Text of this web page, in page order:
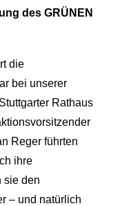
des GRÜNEN
die
bei unserer
Rathaus
Reger führten
ihre
sie den
– und natürlich